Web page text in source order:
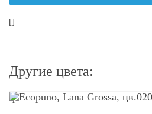
[]
Другие цвета:
q